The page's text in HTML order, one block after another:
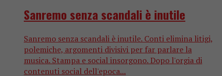
Sanremo senza scandali è inutile
Sanremo senza scandali è inutile. Conti elimina litigi,
polemiche, argomenti divisivi per far parlare la
musica. Stampa e social insorgono. Dopo l'orgia di
contenuti social dell'epoca...